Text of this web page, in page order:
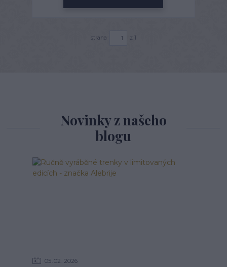
strana z 1
Novinky z našeho
blogu
05 02 2026